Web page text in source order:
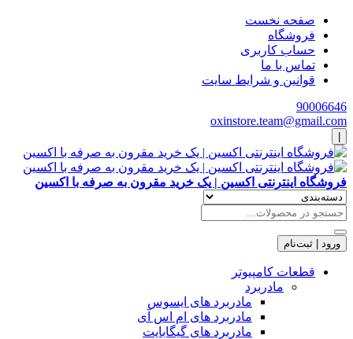
صفحه نخست
فروشگاه
حساب کاربری
تماس با ما
قوانین و شرایط سایت
90006646
oxinstore.team@gmail.com
فروشگاه اینترنتی اکسین | یک خرید مقرون به صرفه با اکسین
ورود | ثبت‌نام
قطعات کامپیوتر
مادربرد
مادربرد های ایسوس
مادربرد های ام اس آی
مادربرد های گیگابایت